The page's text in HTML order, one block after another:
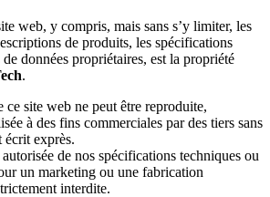
web, y compris, mais sans s’y limiter, les
de produits, les spécifications
données propriétaires, est la propriété
.
ce site web ne peut être reproduite,
à des fins commerciales par des tiers sans
écrit exprès.
de nos spécifications techniques ou
un marketing ou une fabrication
interdite.